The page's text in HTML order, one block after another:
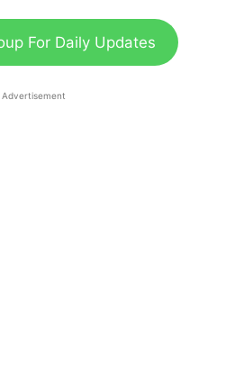
For Daily Updates
Advertisement